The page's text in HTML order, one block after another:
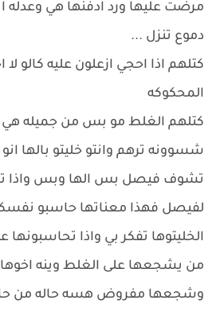
مرضت عليها ورد ادفنها هي
دموع تنزل ...
كتلهم اذا احجي ازعلون عليه كالو
المحكوكه
كتلهم الغلط مو بس من جميله هي
شسوونه ترهم وانتو خليتو بالها
تشوف فيصل بس الها وبس واذا
لفيصل فهذا معناتها حاسبو نفسكم
الخليتوها تفكر بي واذا
من يشجعها على الغلط وينه اخوها
وشجعها مفروض هسه حاله من